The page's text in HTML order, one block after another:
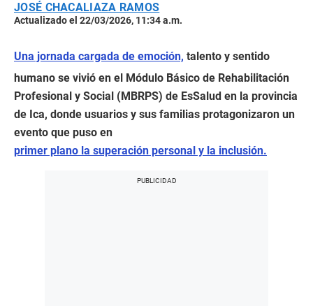
JOSÉ CHACALIAZA RAMOS
Actualizado el 22/03/2026, 11:34 a.m.
Una jornada cargada de emoción, talento y sentido
humano se vivió en el Módulo Básico de Rehabilitación
Profesional y Social (MBRPS) de EsSalud en la provincia
de Ica, donde usuarios y sus familias protagonizaron un
evento que puso en
primer plano la superación personal y la inclusión.